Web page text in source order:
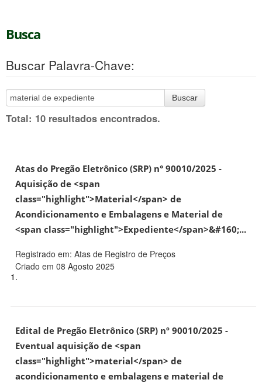
Busca
Buscar Palavra-Chave:
Buscar
Total: 10 resultados encontrados.
Atas do Pregão Eletrônico (SRP) n° 90010/2025 -
Aquisição de <span
class="highlight">Material</span> de
Acondicionamento e Embalagens e Material de
<span class="highlight">Expediente</span>&#160;...
Registrado em: Atas de Registro de Preços
Criado em 08 Agosto 2025
1.
Edital de Pregão Eletrônico (SRP) nº 90010/2025 -
Eventual aquisição de <span
class="highlight">material</span> de
acondicionamento e embalagens e material de